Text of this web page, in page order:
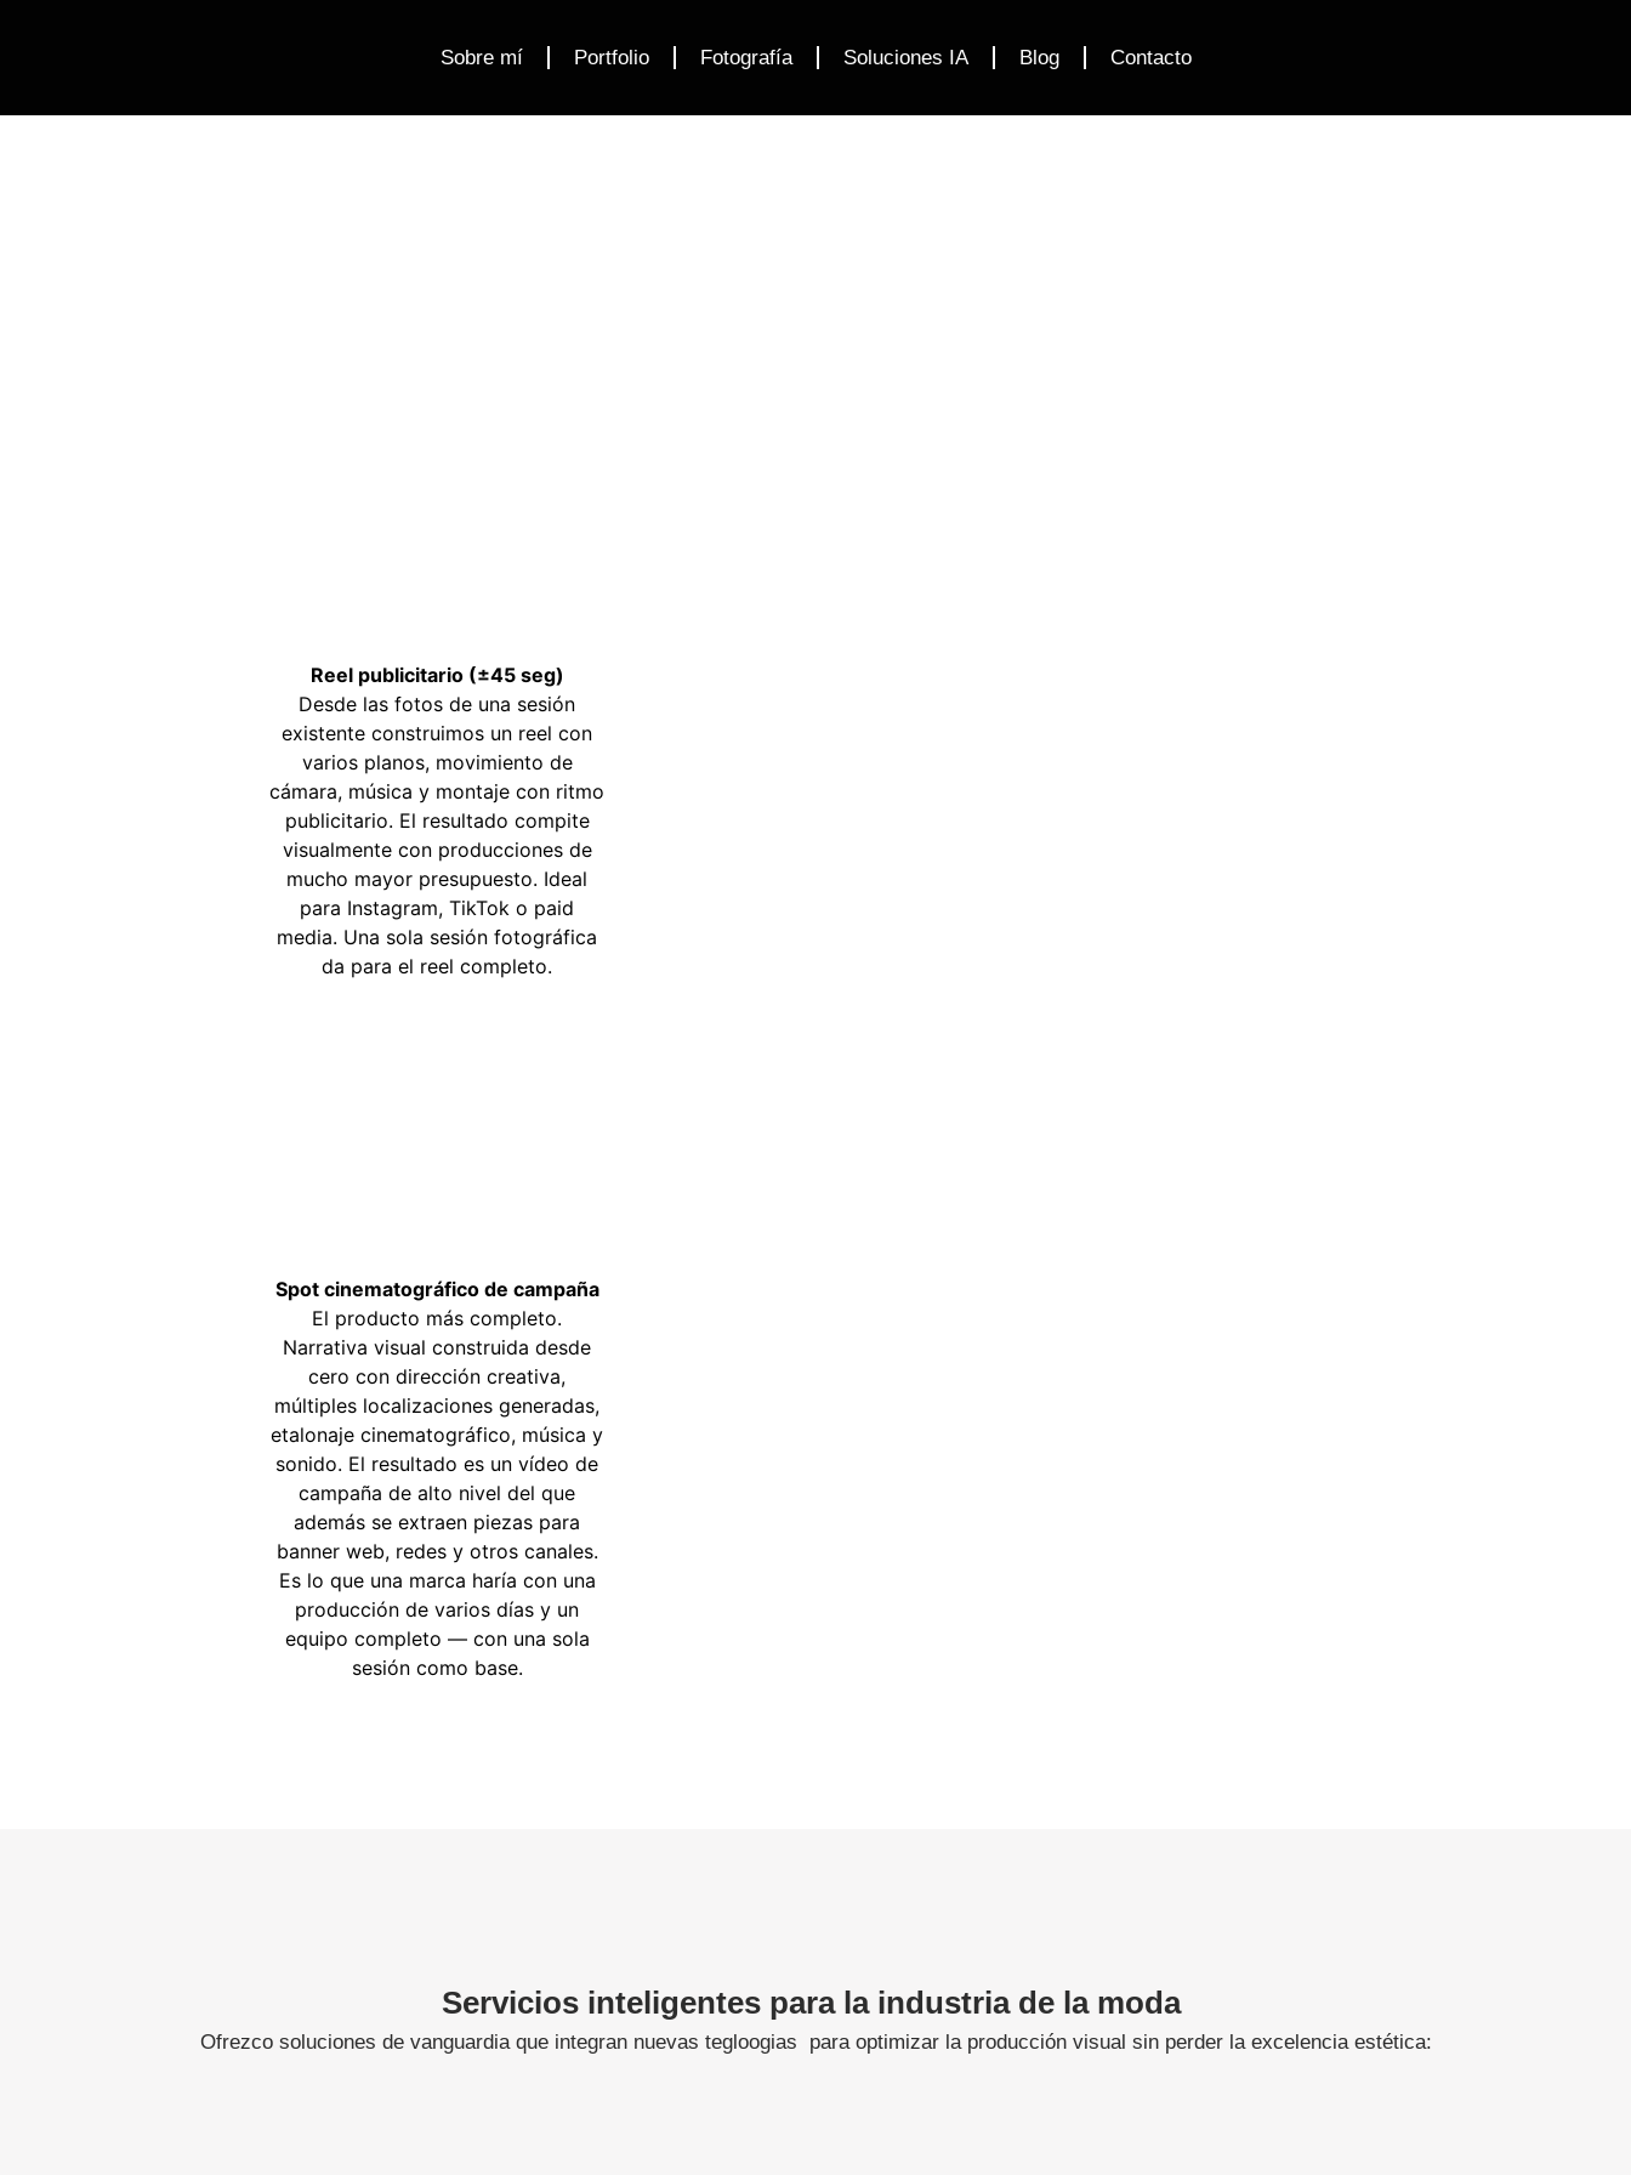
Sobre mí Portfolio Fotografía Soluciones IA Blog Contacto
Reel publicitario (±45 seg)
Desde las fotos de una sesión
existente construimos un reel con
varios planos, movimiento de
cámara, música y montaje con ritmo
publicitario. El resultado compite
visualmente con producciones de
mucho mayor presupuesto. Ideal
para Instagram, TikTok o paid
media. Una sola sesión fotográfica
da para el reel completo.
Spot cinematográfico de campaña
El producto más completo.
Narrativa visual construida desde
cero con dirección creativa,
múltiples localizaciones generadas,
etalonaje cinematográfico, música y
sonido. El resultado es un vídeo de
campaña de alto nivel del que
además se extraen piezas para
banner web, redes y otros canales.
Es lo que una marca haría con una
producción de varios días y un
equipo completo — con una sola
sesión como base.
Servicios inteligentes para la industria de la moda
Ofrezco soluciones de vanguardia que integran nuevas tegloogias para optimizar la producción visual sin perder la excelencia estética: